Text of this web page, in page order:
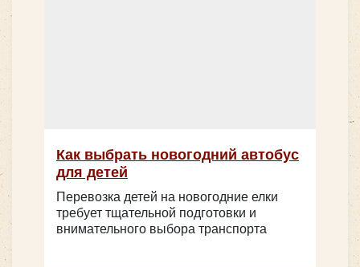
Как выбрать новогодний автобус
для детей
Перевозка детей на новогодние елки
требует тщательной подготовки и
внимательного выбора транспорта